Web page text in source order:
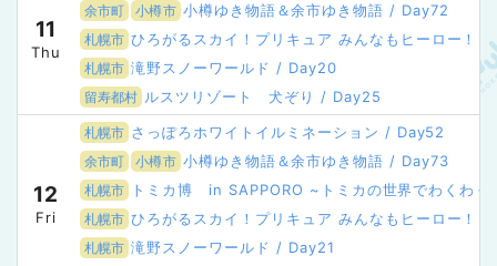
11
Thu
余市町 小樽市 小樽ゆき物語＆余市ゆき物語 / Day72
札幌市 ひろがるスカイ！プリキュア みんなもヒーロー！
札幌市 滝野スノーワールド / Day20
留寿都村 ルスツリゾート 犬ぞり / Day25
12
Fri
札幌市 さっぽろホワイトイルミネーション / Day52
余市町 小樽市 小樽ゆき物語＆余市ゆき物語 / Day73
札幌市 トミカ博 in SAPPORO ~トミカの世界でわくわく
札幌市 ひろがるスカイ！プリキュア みんなもヒーロー！
札幌市 滝野スノーワールド / Day21